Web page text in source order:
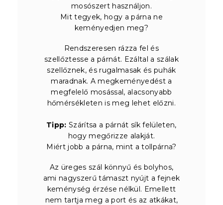
mosószert használjon.
Mit tegyek, hogy a párna ne
keményedjen meg?
Rendszeresen rázza fel és
szellőztesse a párnát. Ezáltal a szálak
szellőznek, és rugalmasak és puhák
maradnak. A megkeményedést a
megfelelő mosással, alacsonyabb
hőmérsékleten is meg lehet előzni.
Tipp: Szárítsa a párnát sík felületen,
hogy megőrizze alakját.
Miért jobb a párna, mint a tollpárna?
Az üreges szál könnyű és bolyhos,
ami nagyszerű támaszt nyújt a fejnek
keménység érzése nélkül. Emellett
nem tartja meg a port és az atkákat,